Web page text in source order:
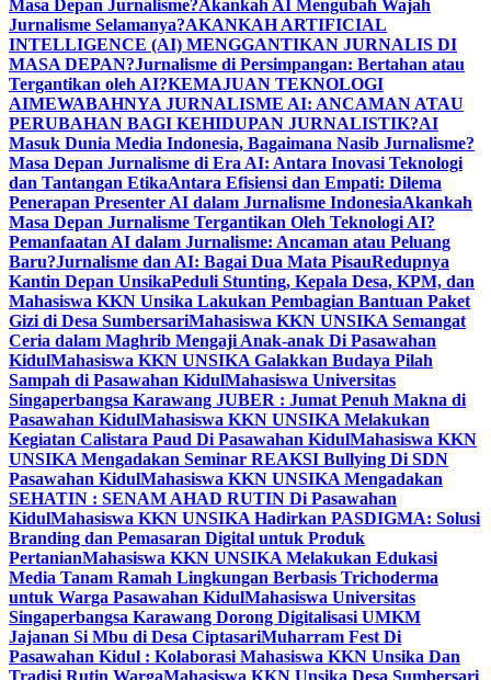
Masa Depan Jurnalisme?Akankah AI Mengubah Wajah
Jurnalisme Selamanya?AKANKAH ARTIFICIAL
INTELLIGENCE (AI) MENGGANTIKAN JURNALIS DI
MASA DEPAN?Jurnalisme di Persimpangan: Bertahan atau
Tergantikan oleh AI?KEMAJUAN TEKNOLOGI
AIMEWABAHNYA JURNALISME AI: ANCAMAN ATAU
PERUBAHAN BAGI KEHIDUPAN JURNALISTIK?AI
Masuk Dunia Media Indonesia, Bagaimana Nasib Jurnalisme?
Masa Depan Jurnalisme di Era AI: Antara Inovasi Teknologi
dan Tantangan EtikaAntara Efisiensi dan Empati: Dilema
Penerapan Presenter AI dalam Jurnalisme IndonesiaAkankah
Masa Depan Jurnalisme Tergantikan Oleh Teknologi AI?
Pemanfaatan AI dalam Jurnalisme: Ancaman atau Peluang
Baru?Jurnalisme dan AI: Bagai Dua Mata PisauRedupnya
Kantin Depan UnsikaPeduli Stunting, Kepala Desa, KPM, dan
Mahasiswa KKN Unsika Lakukan Pembagian Bantuan Paket
Gizi di Desa SumbersariMahasiswa KKN UNSIKA Semangat
Ceria dalam Maghrib Mengaji Anak-anak Di Pasawahan
KidulMahasiswa KKN UNSIKA Galakkan Budaya Pilah
Sampah di Pasawahan KidulMahasiswa Universitas
Singaperbangsa Karawang JUBER : Jumat Penuh Makna di
Pasawahan KidulMahasiswa KKN UNSIKA Melakukan
Kegiatan Calistara Paud Di Pasawahan KidulMahasiswa KKN
UNSIKA Mengadakan Seminar REAKSI Bullying Di SDN
Pasawahan KidulMahasiswa KKN UNSIKA Mengadakan
SEHATIN : SENAM AHAD RUTIN Di Pasawahan
KidulMahasiswa KKN UNSIKA Hadirkan PASDIGMA: Solusi
Branding dan Pemasaran Digital untuk Produk
PertanianMahasiswa KKN UNSIKA Melakukan Edukasi
Media Tanam Ramah Lingkungan Berbasis Trichoderma
untuk Warga Pasawahan KidulMahasiswa Universitas
Singaperbangsa Karawang Dorong Digitalisasi UMKM
Jajanan Si Mbu di Desa CiptasariMuharram Fest Di
Pasawahan Kidul : Kolaborasi Mahasiswa KKN Unsika Dan